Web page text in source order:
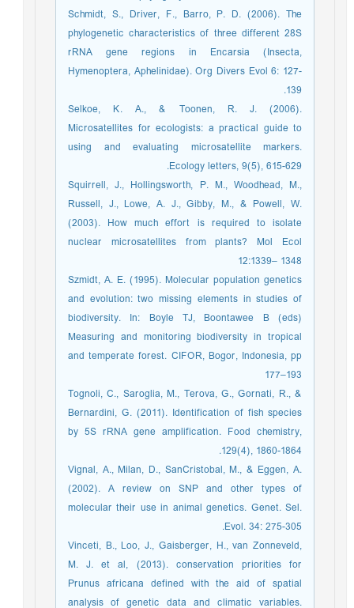
Schmidt, S., Driver, F., Barro, P. D. (2006). The
phylogenetic characteristics of three different 28S
rRNA gene regions in Encarsia (Insecta,
Hymenoptera, Aphelinidae). Org Divers Evol 6: 127-
139.
Selkoe, K. A., & Toonen, R. J. (2006).
Microsatellites for ecologists: a practical guide to
using and evaluating microsatellite markers.
Ecology letters, 9(5), 615-629.
Squirrell, J., Hollingsworth, P. M., Woodhead, M.,
Russell, J., Lowe, A. J., Gibby, M., & Powell, W.
(2003). How much effort is required to isolate
nuclear microsatellites from plants? Mol Ecol
12:1339– 1348
Szmidt, A. E. (1995). Molecular population genetics
and evolution: two missing elements in studies of
biodiversity. In: Boyle TJ, Boontawee B (eds)
Measuring and monitoring biodiversity in tropical
and temperate forest. CIFOR, Bogor, Indonesia, pp
177–193
Tognoli, C., Saroglia, M., Terova, G., Gornati, R., &
Bernardini, G. (2011). Identification of fish species
by 5S rRNA gene amplification. Food chemistry,
129(4), 1860-1864.
Vignal, A., Milan, D., SanCristobal, M., & Eggen, A.
(2002). A review on SNP and other types of
molecular their use in animal genetics. Genet. Sel.
Evol. 34: 275-305.
Vinceti, B., Loo, J., Gaisberger, H., van Zonneveld,
M. J. et al, (2013). conservation priorities for
Prunus africana defined with the aid of spatial
analysis of genetic data and climatic variables.